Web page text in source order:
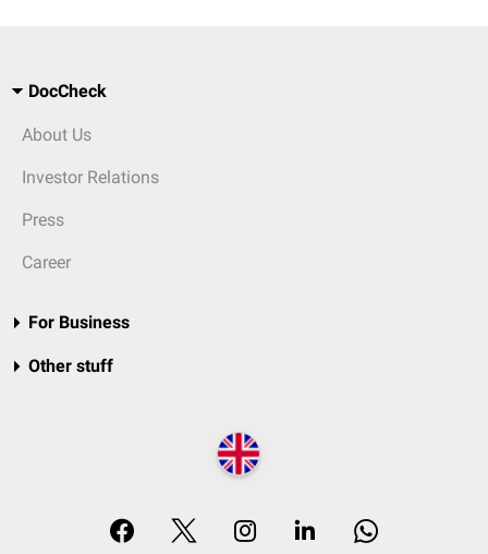
DocCheck
About Us
Investor Relations
Press
Career
For Business
Other stuff